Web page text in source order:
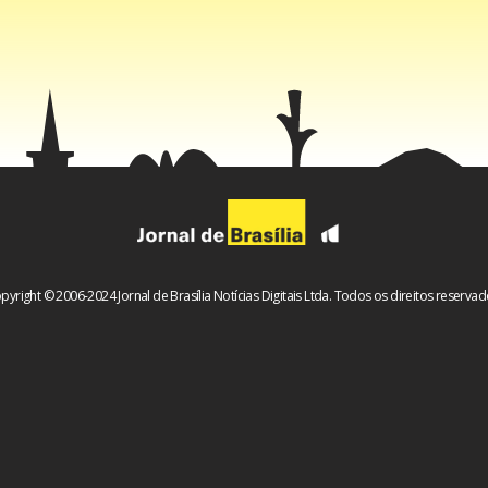
© 2006-2024 Jornal de Brasília Notícias Digitais Ltda. Todos os direitos